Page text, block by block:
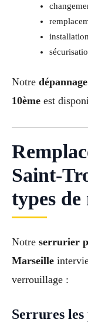
Notre
10ème est
Saint-
types de
Notre serrurier
Marseille
verrouillage :
Serrures les